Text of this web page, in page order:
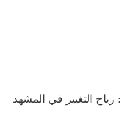
التغيير في المشهد